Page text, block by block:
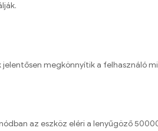
megkönnyítik a felhasználó
az eszköz eléri a lenyűgöző